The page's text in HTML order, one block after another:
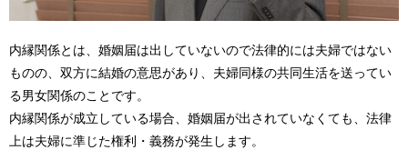
内縁関係とは、婚姻届は出していないので法律的には夫婦ではない
ものの、双方に結婚の意思があり、夫婦同様の共同生活を送ってい
る男女関係のことです。
内縁関係が成立している場合、婚姻届が出されていなくても、法律
上は夫婦に準じた権利・義務が発生します。